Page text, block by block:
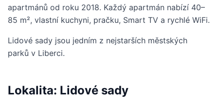
apartmánů od roku 2018. Každý apartmán nabízí 40–
85 m², vlastní kuchyni, pračku, Smart TV a rychlé WiFi.
Lidové sady jsou jedním z nejstarších městských
parků v Liberci.
Lokalita: Lidové sady